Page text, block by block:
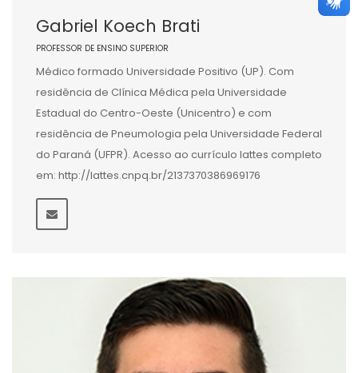
Gabriel Koech Brati
PROFESSOR DE ENSINO SUPERIOR
Médico formado Universidade Positivo (UP). Com
residência de Clínica Médica pela Universidade
Estadual do Centro-Oeste (Unicentro) e com
residência de Pneumologia pela Universidade Federal
do Paraná (UFPR). Acesso ao currículo lattes completo
em: http://lattes.cnpq.br/2137370386969176